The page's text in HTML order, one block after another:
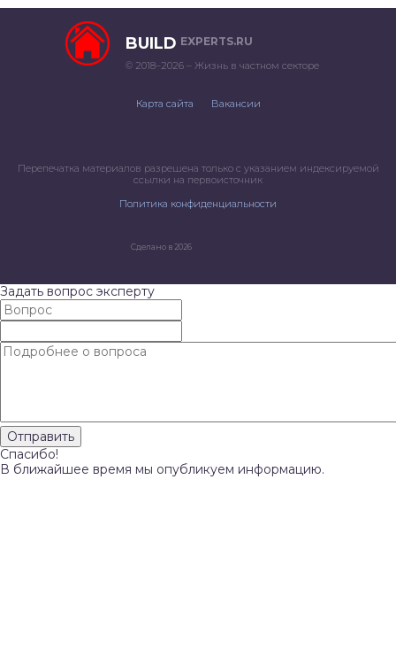
BUILD EXPERTS.RU
© 2018–2026 – Жизнь в частном секторе
Карта сайта Вакансии
Перепечатка материалов разрешена только с указанием индексируемой
ссылки на первоисточник
Политика конфиденциальности
Сделано в 2026
Задать вопрос эксперту
Спасибо!
В ближайшее время мы опубликуем информацию.